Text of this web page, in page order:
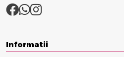
Informatii